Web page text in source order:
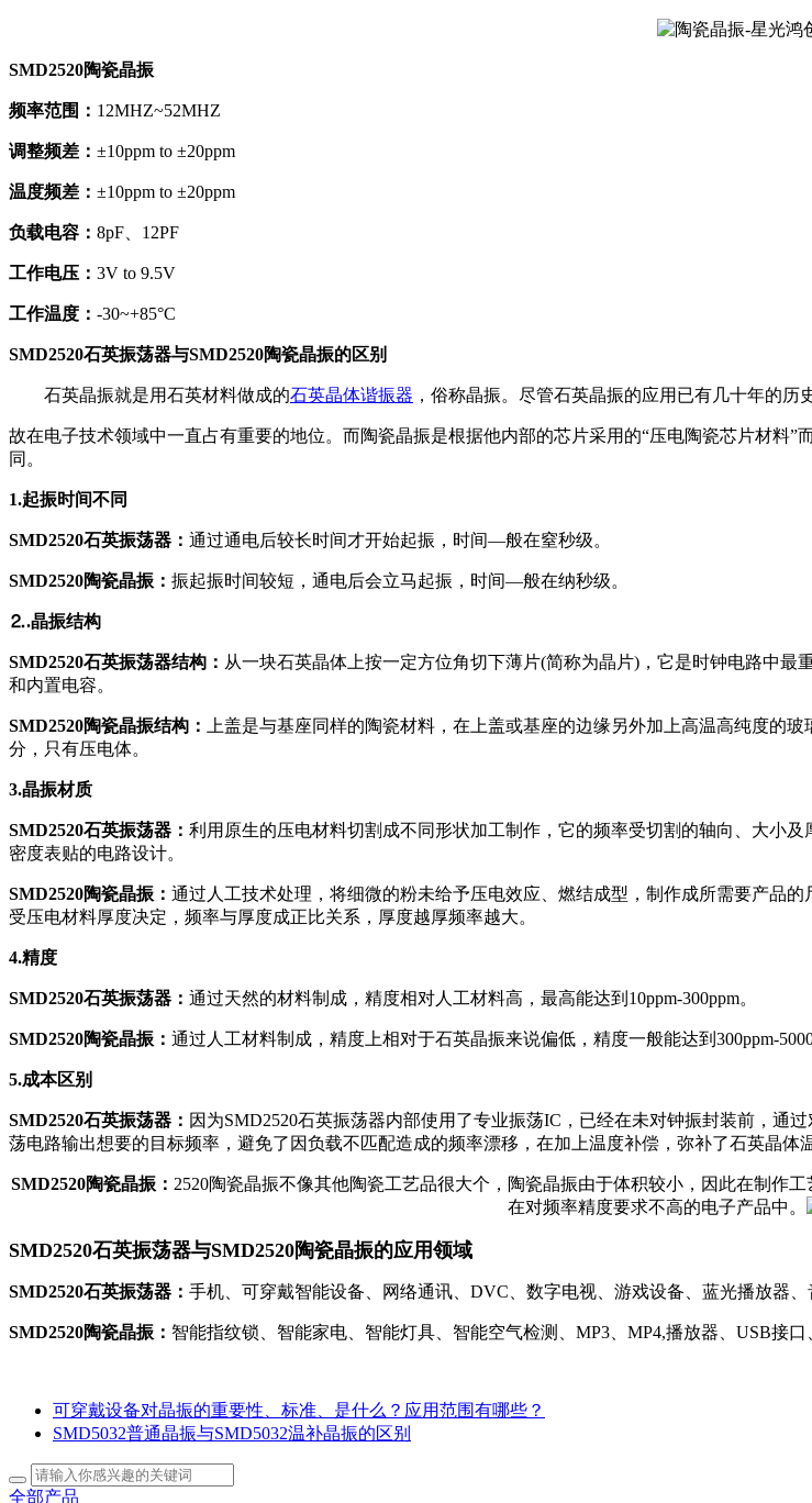
SMD2520陶瓷晶振
频率范围： 12MHZ~52MHZ
调整频差： ±10ppm to ±20ppm
温度频差： ±10ppm to ±20ppm
负载电容： 8pF、12PF
工作电压： 3V to 9.5V
工作温度： -30~+85°C
SMD2520石英振荡器与SMD2520陶瓷晶振的区别
石英晶振就是用石英材料做成的石英晶体谐振器 ，俗称晶振。尽管石英晶振的应用已有几十年的历
故在电子技术领域中一直占有重要的地位。而陶瓷晶振是根据他内部的芯片采用的“压电陶瓷芯片材料
同。
1.起振时间不同
SMD2520石英振荡器： 通过通电后较长时间才开始起振，时间—般在窒秒级。
SMD2520陶瓷晶振： 振起振时间较短，通电后会立马起振，时间—般在纳秒级。
⒉.晶振结构
SMD2520石英振荡器结构： 从一块石英晶体上按一定方位角切下薄片(简称为晶片)，它是时钟电路中
和内置电容。
SMD2520陶瓷晶振结构：
上盖是与基座同样的陶瓷材料，在上盖或基座的边缘另外加上高温高纯度的
分，只有压电体。
3.晶振材质
SMD2520石英振荡器： 利用原生的压电材料切割成不同形状加工制作，它的频率受切割的轴向、大小
密度表贴的电路设计。
SMD2520陶瓷晶振： 通过人工技术处理，将细微的粉未给予压电效应、燃结成型，制作成所需要产品
受压电材料厚度决定，频率与厚度成正比关系，厚度越厚频率越大。
4.精度
SMD2520石英振荡器： 通过天然的材料制成，精度相对人工材料高，最高能达到10ppm-300ppm。
SMD2520陶瓷晶振： 通过人工材料制成，精度上相对于石英晶振来说偏低，精度一般能达到300ppm-
5.成本区别
SMD2520石英振荡器： 因为SMD2520石英振荡器内部使用了专业振荡IC，已经在未对钟振封装前，通
荡电路输出想要的目标频率，避免了因负载不匹配造成的频率漂移，在加上温度补偿，弥补了石英晶体
SMD2520陶瓷晶振： 2520陶瓷晶振不像其他陶瓷工艺品很大个，陶瓷晶振由于体积较小，因此在制作
在对频率精度要求不高的电子产品中。
SMD2520石英振荡器与SMD2520陶瓷晶振的应用领域
SMD2520石英振荡器： 手机、可穿戴智能设备、网络通讯、DVC、数字电视、游戏设备、蓝光播放器
SMD2520陶瓷晶振： 智能指纹锁、智能家电、智能灯具、智能空气检测、MP3、MP4,播放器、USB接
可穿戴设备对晶振的重要性、标准、是什么？应用范围有哪些？
SMD5032普通晶振与SMD5032温补晶振的区别
全部产品